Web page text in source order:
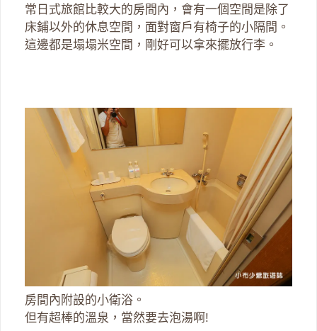
常日式旅館比較大的房間內，會有一個空間是除了
床鋪以外的休息空間，面對窗戶有椅子的小隔間。
這邊都是塌塌米空間，剛好可以拿來擺放行李。
房間內附設的小衛浴。
但有超棒的溫泉，當然要去泡湯啊!